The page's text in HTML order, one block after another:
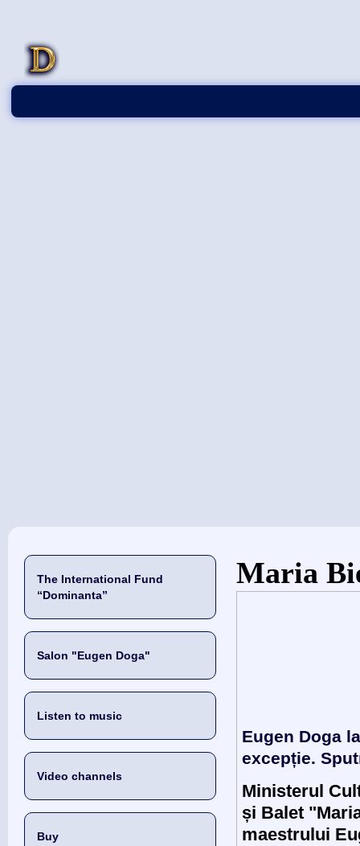
The International Fund
“Dominanta”
Salon "Eugen Doga"
Listen to music
Video channels
Buy
当前位置
Maria
Eugen Doga
excepție.
Ministerul
și Balet
maestrului